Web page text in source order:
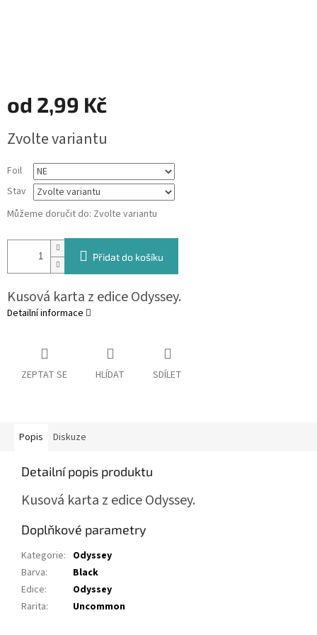
od 2,99 Kč
cena:
Zvolte variantu
Foil
Stav
Můžeme doručit do: Zvolte variantu
Přidat do košíku
Kusová karta z edice Odyssey.
Detailní informace
ZEPTAT SE HLÍDAT SDÍLET
Popis Diskuze
Detailní popis produktu
Kusová karta z edice Odyssey.
Doplňkové parametry
Kategorie: Odyssey
Barva:
Black
Edice:
Odyssey
Rarita: Uncommon